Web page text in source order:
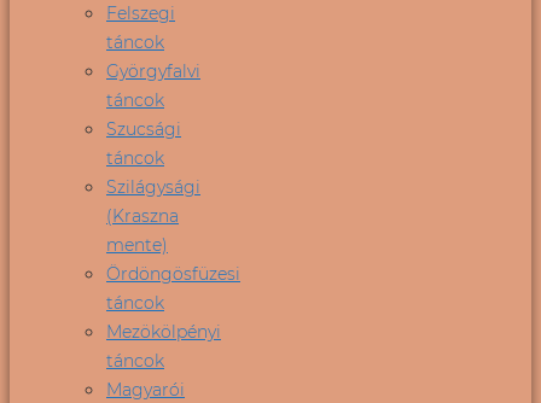
Felszegi
táncok
Györgyfalvi
táncok
Szucsági
táncok
Szilágysági
(Kraszna
mente)
Ördöngösfüzesi
táncok
Mezökölpényi
táncok
Magyarói